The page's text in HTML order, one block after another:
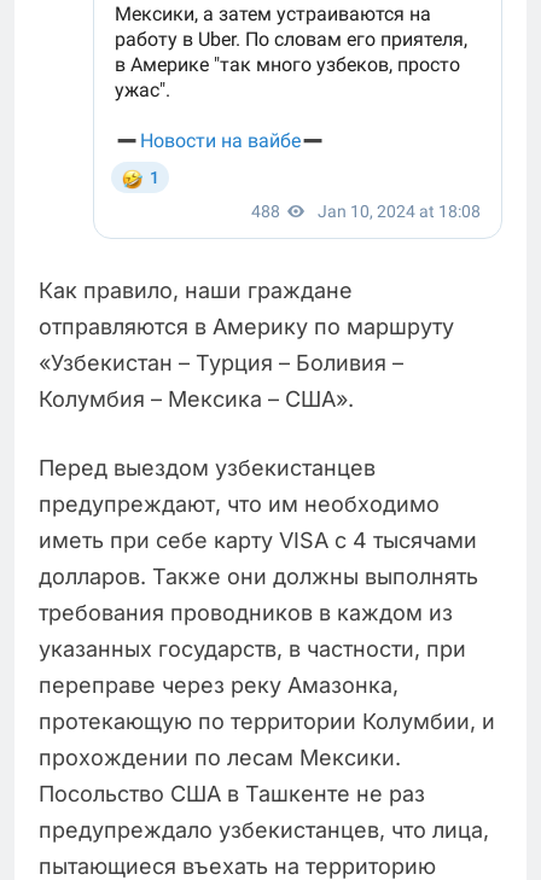
Как правило, наши граждане
отправляются в Америку по маршруту
«Узбекистан – Турция – Боливия –
Колумбия – Мексика – США».
Перед выездом узбекистанцев
предупреждают, что им необходимо
иметь при себе карту VISA с 4 тысячами
долларов. Также они должны выполнять
требования проводников в каждом из
указанных государств, в частности, при
переправе через реку Амазонка,
протекающую по территории Колумбии, и
прохождении по лесам Мексики.
Посольство США в Ташкенте не раз
предупреждало узбекистанцев, что лица,
пытающиеся въехать на территорию